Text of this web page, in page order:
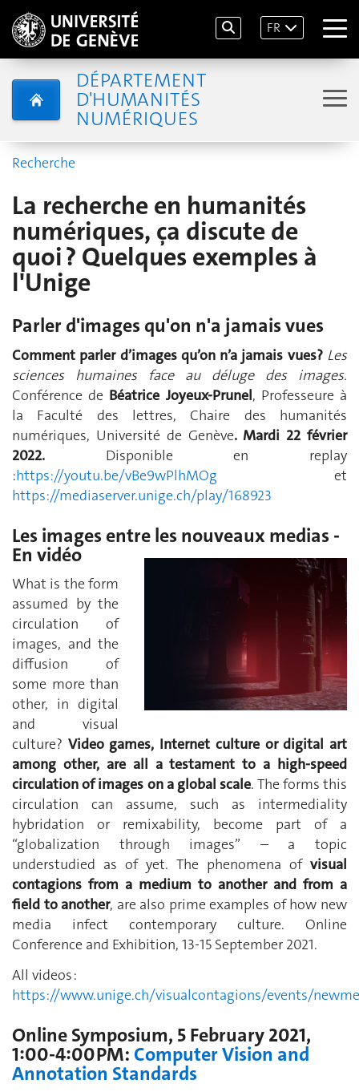
FR
DÉPARTEMENT
D'HUMANITÉS
NUMÉRIQUES
Recherche
La recherche en humanités
numériques, ça discute de
quoi ? Quelques exemples à
l'Unige
Parler d'images qu'on n'a jamais vues
Comment parler d’images qu’on n’a jamais vues?Les
sciences humaines face au déluge des images.
Conférence de Béatrice Joyeux-Prunel, Professeure à
la Faculté des lettres, Chaire des humanités
numériques, Université de Genève. Mardi 22 février
2022. Disponible en replay
:https://youtu.be/vBe9wPlhMOg et
https://mediaserver.unige.ch/play/168923
Les images entre les nouveaux medias -
En vidéo
What is the form
assumed by the
circulation of
images, and the
diffusion of
some more than
other, in digital
and visual
culture? Video games, Internet culture or digital art
among other, are all a testament to a high-speed
circulation of images on a global scale. The forms this
circulation can assume, such as intermediality
hybridation or remixability, become part of a
“globalization through images” – a topic
understudied as of yet. The phenomena of visual
contagions from a medium to another and from a
field to another, are also prime examples of how new
media infect contemporary culture. Online
Conference and Exhibition, 13-15 September 2021.
All videos :
https://www.unige.ch/visualcontagions/events/
Online Symposium, 5 February 2021,
1:00-4:00PM: Computer Vision and
Annotation Standards